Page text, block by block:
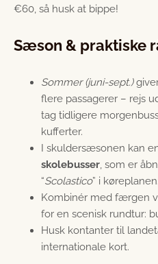
€60, så husk at bippe!
Sæson & praktiske
Sommer (juni-sept.)
flere passagerer – rejs
tag tidligere
kufferter.
I skuldersæsonen kan
skolebusser, som er
“Scolastico” i køreplanen.
Kombinér med færgen
for en scenisk rundtur:
Husk kontanter til
internationale kort.